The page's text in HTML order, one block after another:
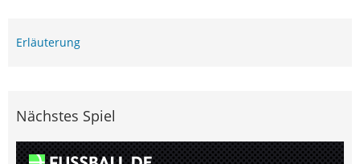
Erläuterung
Nächstes Spiel